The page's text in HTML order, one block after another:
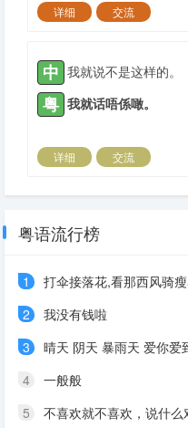
详细
交流
中 我就说不是这样的。
粤 我就话唔係噉。
详细
交流
粤语流行榜
1
打伞接落花,看那西风骑
2
我没有钱啦
3
晴天 阴天 暴雨天 爱你爱
4
一般般
5
不喜欢就不喜欢，说什么